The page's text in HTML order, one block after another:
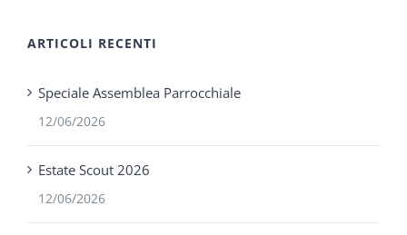
ARTICOLI RECENTI
Speciale Assemblea Parrocchiale
12/06/2026
Estate Scout 2026
12/06/2026